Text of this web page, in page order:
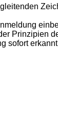
Prinzipien
sofort